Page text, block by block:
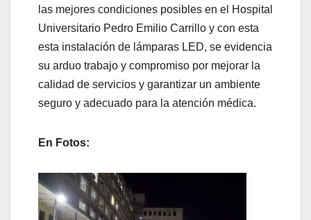
las mejores condiciones posibles en el Hospital
Universitario Pedro Emilio Carrillo y con esta
esta instalación de lámparas LED, se evidencia
su arduo trabajo y compromiso por mejorar la
calidad de servicios y garantizar un ambiente
seguro y adecuado para la atención médica.
En Fotos: